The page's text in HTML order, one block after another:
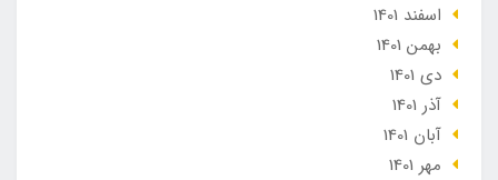
اسفند 1401
بهمن 1401
دی 1401
آذر 1401
آبان 1401
مهر 1401